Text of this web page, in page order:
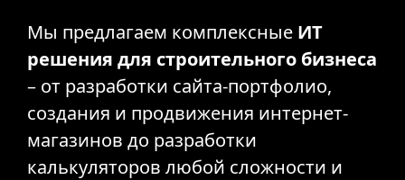
Мы предлагаем комплексные ИТ
решения для строительного бизнеса
– от разработки сайта-портфолио,
создания и продвижения интернет-
магазинов до разработки
калькуляторов любой сложности и